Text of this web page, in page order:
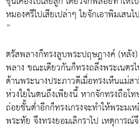
หมองศรีไปเสียเปล่าๆ ไยจักเอาพิมเสน
”
ตรัสพลางก็ทรงลูบพระปฤษฎางค์ (หลั
พลาง ขณะเดียวกันก็ทรงถลึงพระเนตร
ด้านพระนางประภาวดีเมื่อทรงเห็นแม่ส
ห่วงใยในตนถึงเพียงนี้ หากจักทรงถือโท
ถ่อยชั้นต่ำอีกก็ทรงเกรงจะทำให้พระมเ
พระทัย จึงทรงยอมเลิกราไป เหตุการณ์